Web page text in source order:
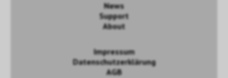
News
Support
About
Impressum
Datenschutzerklärung
AGB